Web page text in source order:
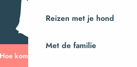
Reizen met je hond
Met de familie
Hoe kom ik daar?